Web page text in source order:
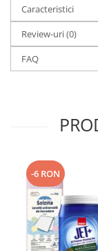
Caracteristici
Review-uri(0)
FAQ
-6 RON